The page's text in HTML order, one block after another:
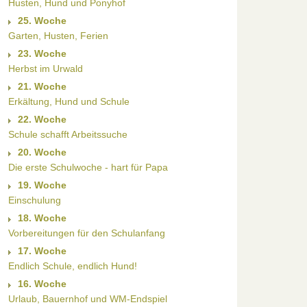
Husten, Hund und Ponyhof
25. Woche
Garten, Husten, Ferien
23. Woche
Herbst im Urwald
21. Woche
Erkältung, Hund und Schule
22. Woche
Schule schafft Arbeitssuche
20. Woche
Die erste Schulwoche - hart für Papa
19. Woche
Einschulung
18. Woche
Vorbereitungen für den Schulanfang
17. Woche
Endlich Schule, endlich Hund!
16. Woche
Urlaub, Bauernhof und WM-Endspiel